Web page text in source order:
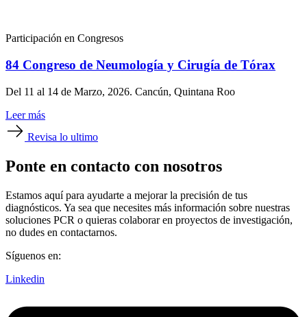
Participación en Congresos
84 Congreso de Neumología y Cirugía de Tórax
Del 11 al 14 de Marzo, 2026. Cancún, Quintana Roo
Leer más
Revisa lo ultimo
Ponte en contacto con nosotros
Estamos aquí para ayudarte a mejorar la precisión de tus
diagnósticos. Ya sea que necesites más información sobre nuestras
soluciones PCR o quieras colaborar en proyectos de investigación,
no dudes en contactarnos.
Síguenos en:
Linkedin